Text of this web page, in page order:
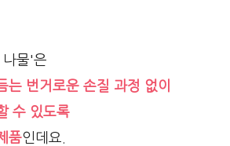
물'은
는 번거로운 손질 과정 없이
수 있도록
품인데요.